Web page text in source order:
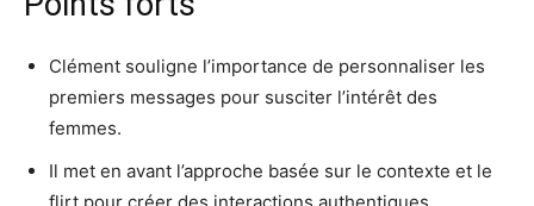
Clément souligne l’importance de personnaliser les
premiers messages pour susciter l’intérêt des
femmes.
Il met en avant l’approche basée sur le contexte et le
flirt pour créer des interactions authentiques.